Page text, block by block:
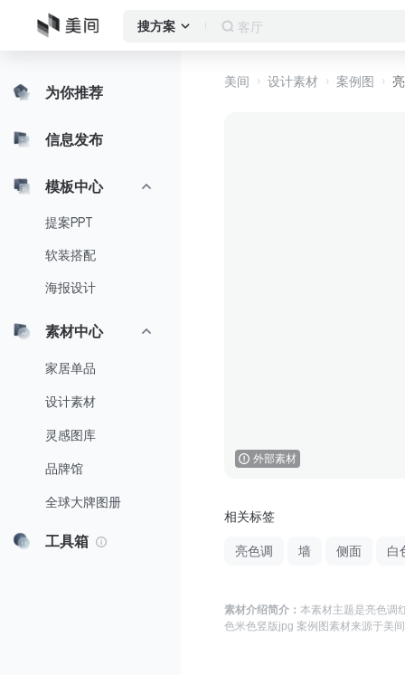
搜方案 客厅
为你推荐
信息发布
模板中心
提案PPT
软装搭配
海报设计
素材中心
家居单品
设计素材
灵感图库
品牌馆
全球大牌图册
工具箱
美间 设计素材 案例图
外部素材
相关标签
亮色调 墙 侧面 白
素材介绍简介：本素材主题是亮色调
色米色竖版jpg 案例图 素材来源于美